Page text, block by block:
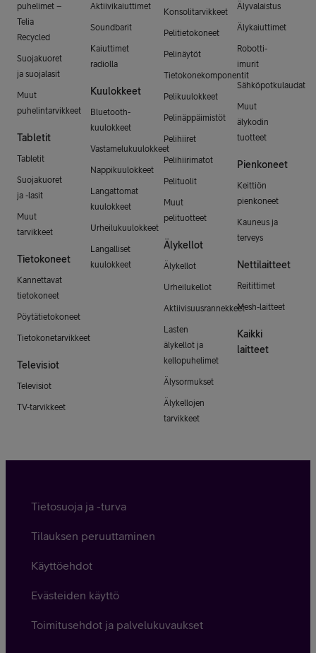
puhelimet –
Telia
Recycled
Suojakuoret
ja suojalasit
Muut
puhelintarvikkeet
Tabletit
Tabletit
Suojakuoret
ja -lasit
Muut
tarvikkeet
Tietokoneet
Kannettavat
tietokoneet
Pöytätietokoneet
Tietokonetarvikkeet
Televisiot
Televisiot
TV-tarvikkeet
Aktiivikaiuttimet
Soundbarit
Kaiuttimet
radiolla
Kuulokkeet
Bluetooth-
kuulokkeet
Vastamelukuulokkeet
Nappikuulokkeet
Langattomat
kuulokkeet
Urheilukuulokkeet
Langalliset
kuulokkeet
Konsolitarvikkeet
Pelitietokoneet
Pelinäytöt
Tietokonekomponentit
Pelikuulokkeet
Pelinäppäimistöt
Pelihiiret
Pelihiirimatot
Pelituolit
Muut
pelituotteet
Älykellot
Älykellot
Urheilukellot
Aktiivisuusrannekkeet
Lasten
älykellot ja
kellopuhelimet
Älysormukset
Älykellojen
tarvikkeet
Älyvalaistus
Älykaiuttimet
Robotti-
imurit
Sähköpotkulaudat
Muut
älykodin
tuotteet
Pienkoneet
Keittiön
pienkoneet
Kauneus ja
terveys
Nettilaitteet
Reitittimet
Mesh-laitteet
Kaikki
laitteet
Tietosuoja ja -turva
Tilauksen peruuttaminen
Käyttöehdot
Evästeiden käyttö
Toimitusehdot ja palvelukuvaukset